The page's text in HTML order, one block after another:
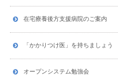
在宅療養後方支援病院のご案内
「かかりつけ医」を持ちましょう
オープンシステム勉強会